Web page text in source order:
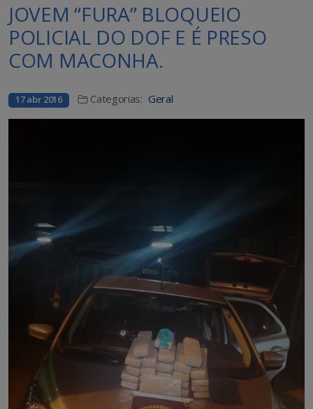
JOVEM “FURA” BLOQUEIO
POLICIAL DO DOF E É PRESO
COM MACONHA.
17 abr 2016 Categorias: Geral